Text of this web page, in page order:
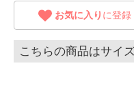
お気に入り に登録
こちらの商品はサイ